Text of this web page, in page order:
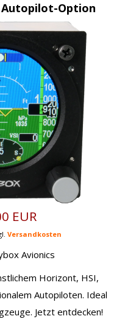
Autopilot-Option
EUR
Versandkosten
Avionics
Horizont, HSI,
Autopiloten. Ideal
Jetzt entdecken!